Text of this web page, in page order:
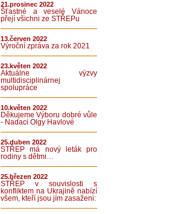
21.prosinec 2022
Šťastné a veselé Vánoce
přejí všichni ze STŘEPu
13.červen 2022
Výroční zpráva za rok 2021
23.květen 2022
Aktuálne výzvy
multidisciplinárnej
spolupráce
10.květen 2022
Děkujeme Výboru dobré vůle
- Nadaci Olgy Havlové
25.duben 2022
STŘEP má nový leták pro
rodiny s dětmi…
25.březen 2022
STŘEP v souvislosti s
konfliktem na Ukrajině nabízí
všem, kteří jsou jím zasaženi: